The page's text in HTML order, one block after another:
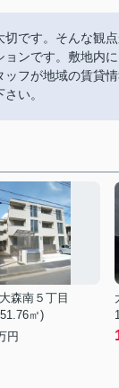
です。そんな観
ンです。敷地内
フが地域の賃貸
い。
森南５丁目
㎡)
円